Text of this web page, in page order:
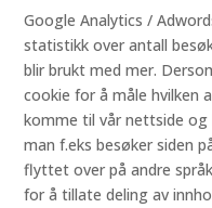
Google Analytics /
statistikk over antall
blir brukt med mer.
cookie for å måle hvilken
komme til vår nettside og
man f.eks besøker siden
flyttet over på andre
for å tillate deling av